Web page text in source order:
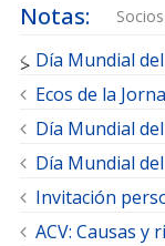
Notas:
Día Mundial del
Ecos de la
Día Mundial
Día Mundial
Invitación
ACV: Causas y